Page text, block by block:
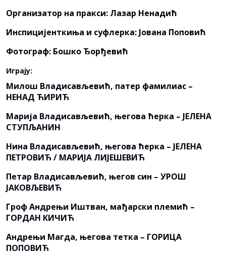
Организатор на пракси: Лазар Ненадић
Инспицијенткиња и суфлерка: Јована Поповић
Фотограф: Бошко Ђорђевић
Играју:
Милош Владисављевић, патер фамилиас –
НЕНАД ЋИРИЋ
Марија Владисављевић, његова ћерка – ЈЕЛЕНА
СТУПЉАНИН
Нина Владисављевић, његова ћерка – ЈЕЛЕНА
ПЕТРОВИЋ / МАРИЈА ЛИЈЕШЕВИЋ
Петар Владисављевић, његов син – УРОШ
ЈАКОВЉЕВИЋ
Гроф Андрењи Иштван, мађарски племић –
ГОРДАН КИЧИЋ
Андрењи Магда, његова тетка – ГОРИЦА
ПОПОВИЋ